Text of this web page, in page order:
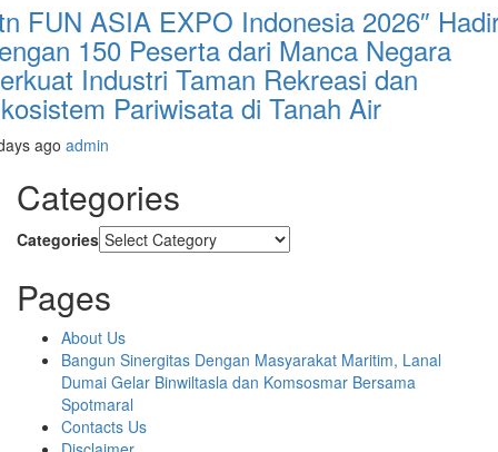
FUN ASIA EXPO Indonesia 2026″
150 Peserta dari Manca Negara
Industri Taman Rekreasi dan
Pariwisata di Tanah Air
ago admin
Categories
Categories
Pages
About Us
Bangun Sinergitas Dengan Masyarakat Maritim, Lanal
Dumai Gelar Binwiltasla dan Komsosmar Bersama
Spotmaral
Contacts Us